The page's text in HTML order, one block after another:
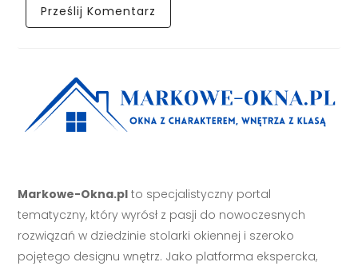
Markowe-Okna.pl to specjalistyczny portal
tematyczny, który wyrósł z pasji do nowoczesnych
rozwiązań w dziedzinie stolarki okiennej i szeroko
pojętego designu wnętrz. Jako platforma ekspercka,